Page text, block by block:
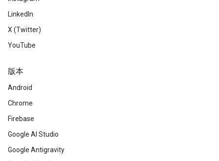
LinkedIn
X (Twitter)
YouTube
版本
Android
Chrome
Firebase
Google AI Studio
Google Antigravity